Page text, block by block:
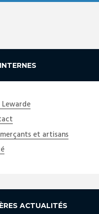
Next item
et artisans
ACTUALITÉS